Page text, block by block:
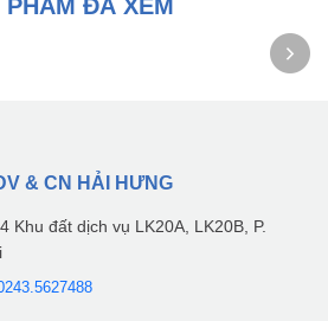
PHẨM ĐÃ XEM
& CN HẢI HƯNG
Khu đất dịch vụ LK20A, LK20B, P.